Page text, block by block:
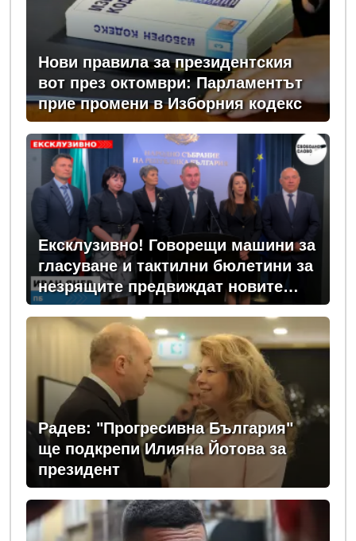
Нови правила за президентския
вот през октомври: Парламентът
прие промени в Изборния кодекс
Ексклузивно! Говорещи машини за
гласуване и тактилни бюлетини за
незрящите предвиждат новите
изборни правила! (ВИДЕО)
Радев: "Прогресивна България"
ще подкрепи Илияна Йотова за
президент